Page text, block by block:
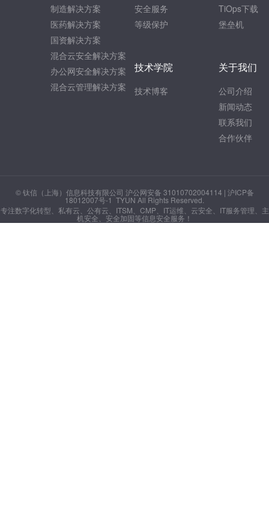
制造解决方案
医药解决方案
国资解决方案
混合云安全解决方案
办公网安全解决方案
混合云管理解决方案
安全服务
等级保护
技术学院
技术博客
TiOps下载
堡垒机
关于我们
公司介绍
新闻动态
联系我们
合作伙伴
© 钛信（上海）信息科技有限公司 沪公网安备 31010702004114 | 沪ICP备
18012007号-1 TYUN All Rights Reserved.
专注数字化转型、私有云、公有云、ITSM、CMP、IT运维、云安全、IT服务管理、主
机安全、安全加固等信息安全服务！